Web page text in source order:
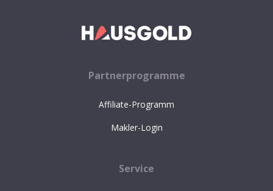
Partnerprogramme
Affiliate-Programm
Makler-Login
Service